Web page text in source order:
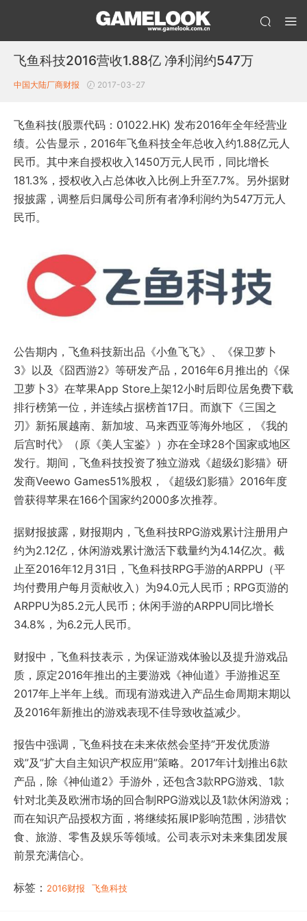
飞鱼科技2016营收1.88亿 净利润约547万
中国大陆厂商财报 2017-03-27
飞鱼科技(股票代码：01022.HK) 发布2016年全年经营业
绩。公告显示，2016年飞鱼科技全年总收入约1.88亿元人
民币。其中来自授权收入1450万元人民币，同比增长
181.3%，授权收入占总体收入比例上升至7.7%。另外据财
报披露，调整后归属母公司所有者净利润约为547万元人
民币。
公告期内，飞鱼科技新出品《小鱼飞飞》、《保卫萝卜
3》以及《囧西游2》等研发产品，2016年6月推出的《保
卫萝卜3》在苹果App Store上架12小时后即位居免费下载
排行榜第一位，并连续占据榜首17日。而旗下《三国之
刃》新拓展越南、新加坡、马来西亚等海外地区，《我的
后宫时代》（原《美人宝鉴》）亦在全球28个国家或地区
发行。期间，飞鱼科技投资了独立游戏《超级幻影猫》研
发商Veewo Games51%股权，《超级幻影猫》2016年度
曾获得苹果在166个国家约2000多次推荐。
据财报披露，财报期内，飞鱼科技RPG游戏累计注册用户
约为2.12亿，休闲游戏累计激活下载量约为4.14亿次。截
止至2016年12月31日，飞鱼科技RPG手游的ARPPU（平
均付费用户每月贡献收入）为94.0元人民币；RPG页游的
ARPPU为85.2元人民币；休闲手游的ARPPU同比增长
34.8%，为6.2元人民币。
财报中，飞鱼科技表示，为保证游戏体验以及提升游戏品
质，原定2016年推出的主要游戏《神仙道》手游推迟至
2017年上半年上线。而现有游戏进入产品生命周期末期以
及2016年新推出的游戏表现不佳导致收益减少。
报告中强调，飞鱼科技在未来依然会坚持”开发优质游
戏”及”扩大自主知识产权应用”策略。2017年计划推出6款
产品，除《神仙道2》手游外，还包含3款RPG游戏、1款
针对北美及欧洲市场的回合制RPG游戏以及1款休闲游戏；
而在知识产品授权方面，将继续拓展IP影响范围，涉猎饮
食、旅游、零售及娱乐等领域。公司表示对未来集团发展
前景充满信心。
标签： 2016财报 飞鱼科技